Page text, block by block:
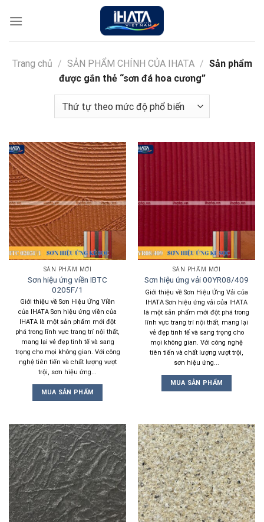
đến
Trang chủ / SẢN PHẨM CHÍNH CỦA IHATA / Sản phẩm
được gắn thẻ “sơn đá hoa cương”
SẢN PHẨM MỚI
Sơn hiệu ứng viền IBTC
0205F/1
Giới thiệu về Sơn Hiệu Ứng Viền
của IHATA Sơn hiệu ứng viền của
IHATA là một sản phẩm mới đột
phá trong lĩnh vực trang trí nội thất,
mang lại vẻ đẹp tinh tế và sang
trọng cho mọi không gian. Với công
nghệ tiên tiến và chất lượng vượt
trội, sơn hiệu ứng...
MUA SẢN PHẨM
SẢN PHẨM MỚI
Sơn hiệu ứng vải 00YR08/409
Giới thiệu về Sơn Hiệu Ứng Vải của
IHATA Sơn hiệu ứng vải của IHATA
là một sản phẩm mới đột phá trong
lĩnh vực trang trí nội thất, mang lại
vẻ đẹp tinh tế và sang trọng cho
mọi không gian. Với công nghệ
tiên tiến và chất lượng vượt trội,
sơn hiệu ứng...
MUA SẢN PHẨM